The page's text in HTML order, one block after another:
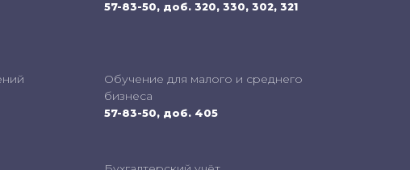
57-83-50, доб. 320, 330, 302, 321
Обучение для малого и среднего
бизнеса
57-83-50, доб. 405